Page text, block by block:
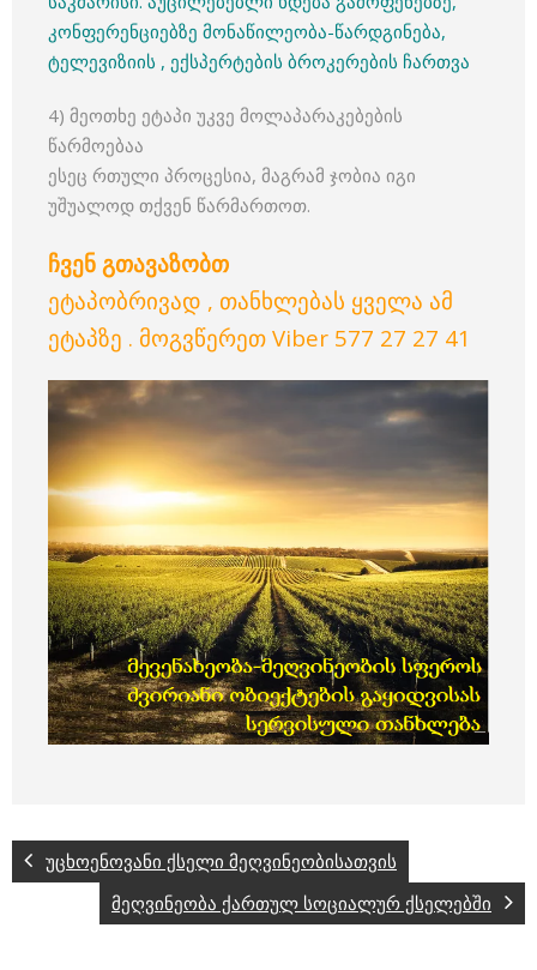
კონფერენციებზე მონაწილეობა-წარდგინება,
ტელევიზიის , ექსპერტების ბროკერების ჩართვა
4) მეოთხე ეტაპი უკვე მოლაპარაკებების
წარმოებაა
ესეც რთული პროცესია, მაგრამ ჯობია იგი
უშუალოდ თქვენ წარმართოთ.
ჩვენ გთავაზობთ
ეტაპობრივად , თანხლებას ყველა ამ
ეტაპზე . მოგვწერეთ Viber 577 27 27 41
უცხოენოვანი ქსელი მეღვინეობისათვის
მეღვინეობა ქართულ სოციალურ ქსელებში